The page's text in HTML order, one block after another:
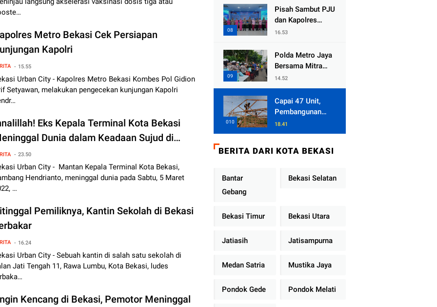
Metro Bekasi Cek Persiapan
Kapolri
15.55
Urban City - Kapolres Metro Bekasi Kombes Pol Gidion
Setyawan, melakukan pengecekan kunjungan Kapolri
Eks Kepala Terminal Kota Bekasi
Dunia dalam Keadaan Sujud di
23.50
Urban City - Mantan Kepala Terminal Kota Bekasi,
Hendrianto, meninggal dunia pada Sabtu, 5 Maret
…
Pemiliknya, Kantin Sekolah di Bekasi
16.24
Urban City - Sebuah kantin di salah satu sekolah di
Jati Tengah 11, Rawa Lumbu, Kota Bekasi, ludes
Kencang di Bekasi, Pemotor Meninggal
Cinlok Juga Ada
Gak ?
Pisah Sambut PJU
dan Kapolres
Jajaran, Kapolda
Tekankan
Pelayanan Publik
16.53
Polda Metro Jaya
Bersama Mitra
Gelar Jumat
Peduli Tingkatkan
Kepedulian Sosial
14.52
Capai 47 Unit,
Pembangunan
Huntara Sat
Brimob Polda
Berjalan di Pauh
18.41
BERITA DARI KOTA BEKASI
Bantar
Gebang
Bekasi Selatan
Bekasi Timur Bekasi Utara
Jatiasih Jatisampurna
Medan Satria Mustika Jaya
Pondok Gede Pondok Melati